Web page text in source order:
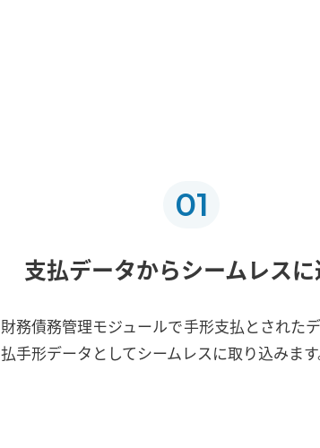
01
支払データからシームレスに
財務債務管理モジュールで手形支払とされた
払手形データとしてシームレスに取り込みます